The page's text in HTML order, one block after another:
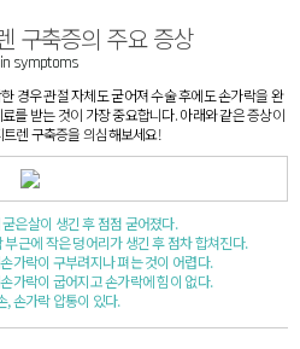
구축증의 주요 증상
symptoms
경우 관절 자체도 굳어져 수술 후에도 손가락을완
를 받는 것이 가장 중요합니다.아래와 같은 증상이
렌 구축증을 의심해보세요!
은살이 생긴 후 점점 굳어졌다.
근에 작은 덩어리가 생긴 후 점차 합쳐진다.
가락이 구부려지나 펴는 것이 어렵다.
가락이 굽어지고 손가락에 힘이 없다.
, 손가락 압통이 있다.